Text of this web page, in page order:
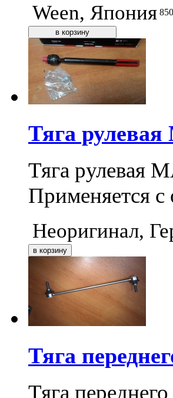
Ween, Япония 850
Тяга
Тяга рулевая
Применяется с
Неоригинал,
Тяга
Тяга